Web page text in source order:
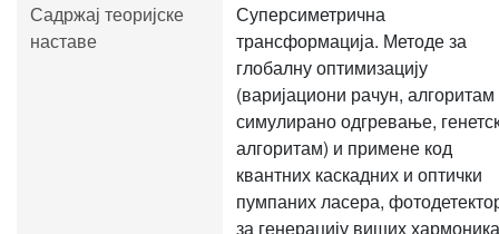
Садржај теоријске
наставе
Суперсиметрична
трансформација. Методе за
глобалну оптимизацију
(варијациони рачун, алгоритам
симулирано одгревање,
алгоритам) и примене код
квантних каскадних и оптички
пумпаних ласера,
за генерацију виших